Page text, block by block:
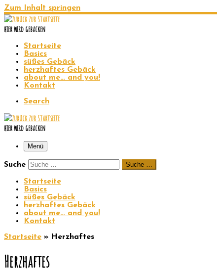
Zum Inhalt springen
hier wird gebacken
Startseite
Basics
süßes Gebäck
herzhaftes Gebäck
about me… and you!
Kontakt
Search
hier wird gebacken
Menü
Suche Suche …
Startseite
Basics
süßes Gebäck
herzhaftes Gebäck
about me… and you!
Kontakt
Startseite » Herzhaftes
Herzhaftes